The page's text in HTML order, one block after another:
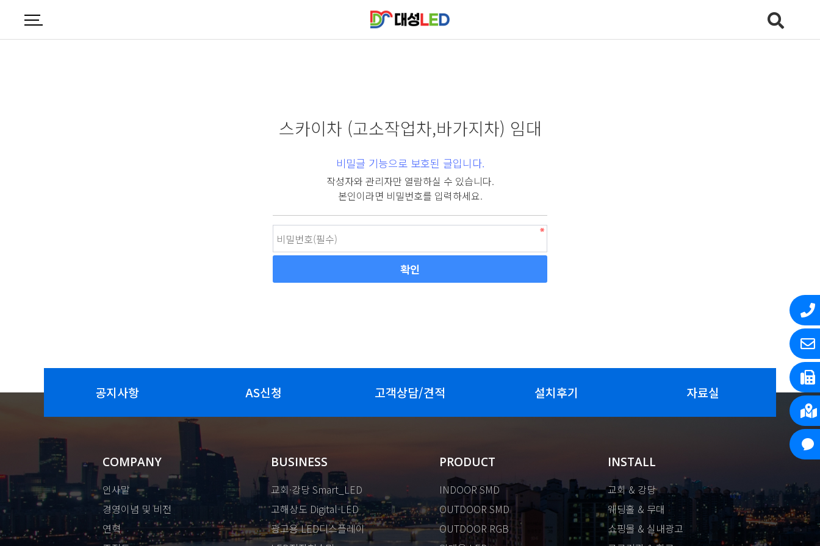
스카이차 (고소작업차,바가지차) 임대
비밀글 기능으로 보호된 글입니다.
작성자와 관리자만 열람하실 수 있습니다.
본인이라면 비밀번호를 입력하세요.
공지사항 AS신청 고객상담/견적 설치후기 자료실
COMPANY
인사말
경영이념 및 비전
연혁
BUSINESS
교회·강당 Smart_LED
고해상도 Digital-LED
광고용 LED디스플레이
PRODUCT
INDOOR SMD
OUTDOOR SMD
OUTDOOR RGB
INSTALL
교회 & 강당
웨딩홀 & 무대
쇼핑몰 & 실내광고